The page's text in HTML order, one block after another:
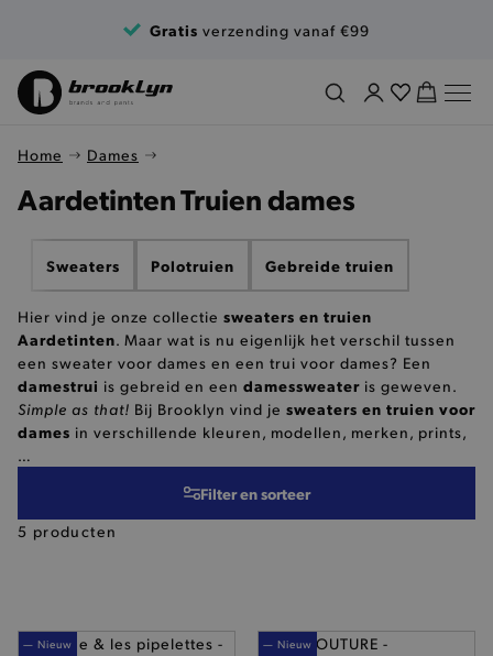
Gratis verzending vanaf €99
Home Dames
Sweaters Polotruien Gebreide truien
Hier vind je onze collectie sweaters en truien
Aardetinten. Maar wat is nu eigenlijk het verschil tussen
een sweater voor dames en een trui voor dames? Een
damestrui is gebreid en een damessweater is geweven.
Simple as that! Bij Brooklyn vind je sweaters en truien voor
dames in verschillende kleuren, modellen, merken, prints,
…
5 producten
Filter en sorteer
— Nieuw — Nieuw
Aardetinten Truien dames